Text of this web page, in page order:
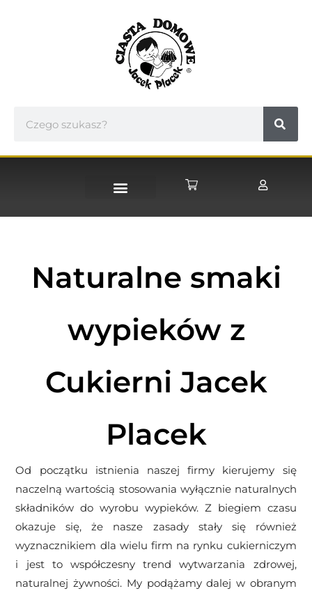
Naturalne smaki
wypieków z
Cukierni Jacek
Placek
Od początku istnienia naszej firmy kierujemy się
naczelną wartością stosowania wyłącznie naturalnych
składników do wyrobu wypieków. Z biegiem czasu
okazuje się, że nasze zasady stały się również
wyznacznikiem dla wielu firm na rynku cukierniczym
i jest to współczesny trend wytwarzania zdrowej,
naturalnej żywności. My podążamy dalej w obranym